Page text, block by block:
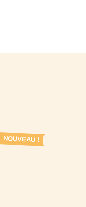
NOUVEAU !